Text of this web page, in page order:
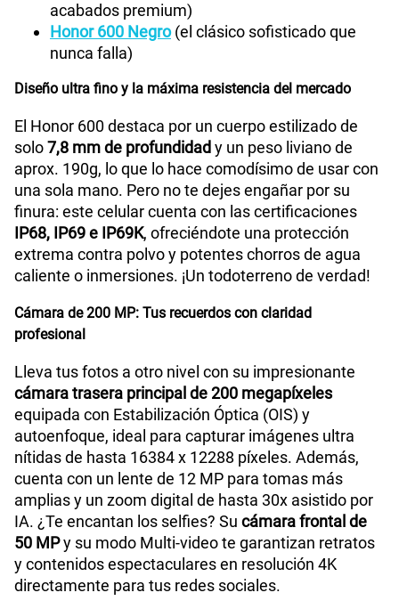
acabados premium)
Honor 600 Negro(el clásico sofisticado que
nunca falla)
Diseño ultra fino y la máxima resistencia del mercado
El Honor 600 destaca por un cuerpo estilizado de
solo7,8 mm de profundidad y un peso liviano de
aprox. 190g, lo que lo hace comodísimo de usar con
una sola mano. Pero no te dejes engañar por su
finura: este celular cuenta con las certificaciones
IP68, IP69 e IP69K, ofreciéndote una protección
extrema contra polvo y potentes chorros de agua
caliente o inmersiones. ¡Un todoterreno de verdad!
Cámara de 200 MP: Tus recuerdos con claridad
profesional
Lleva tus fotos a otro nivel con su impresionante
cámara trasera principal de 200 megapíxeles
equipada con Estabilización Óptica (OIS) y
autoenfoque, ideal para capturar imágenes ultra
nítidas de hasta 16384 x 12288 píxeles. Además,
cuenta con un lente de 12 MP para tomas más
amplias y un zoom digital de hasta 30x asistido por
IA. ¿Te encantan los selfies? Su cámara frontal de
50 MPy su modo Multi-video te garantizan retratos
y contenidos espectaculares en resolución 4K
directamente para tus redes sociales.